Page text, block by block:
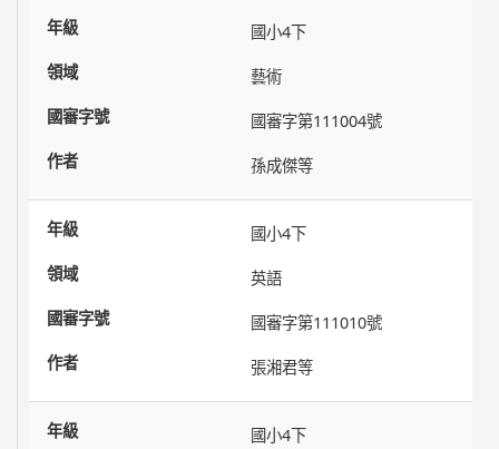
國小4下
藝術
國審字第111004號
孫成傑等
國小4下
英語
國審字第111010號
張湘君等
國小4下